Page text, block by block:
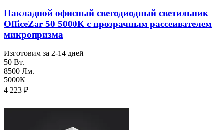
Накладной офисный светодиодный светильник
OfficeZar 50 5000К с прозрачным рассеивателем
микропризма
Изготовим за 2-14 дней
50 Вт.
8500 Лм.
5000К
4 223 ₽